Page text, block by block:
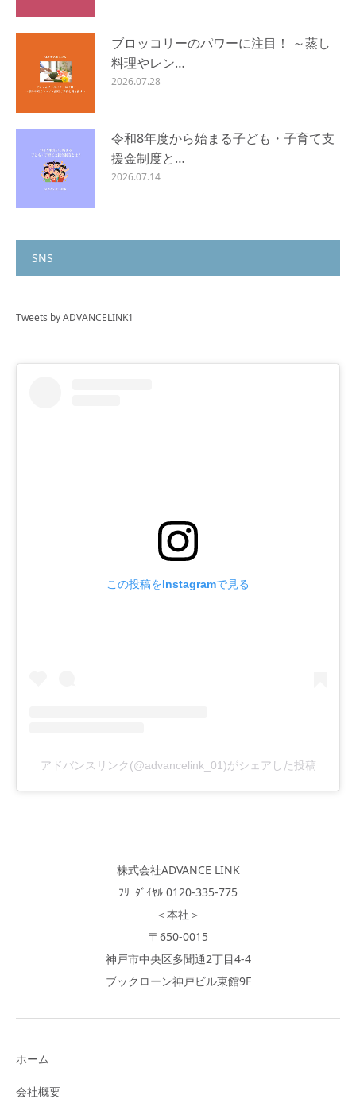
ブロッコリーのパワーに注目！ ～蒸し
料理やレン…
2026.07.28
令和8年度から始まる子ども・子育て支
援金制度と…
2026.07.14
SNS
Tweets by ADVANCELINK1
この投稿をInstagramで見る
アドバンスリンク(@advancelink_01)がシェアした投稿
株式会社ADVANCE LINK
ﾌﾘｰﾀﾞｲﾔﾙ 0120-335-775
＜本社＞
〒650-0015
神戸市中央区多聞通2丁目4-4
ブックローン神戸ビル東館9F
ホーム
会社概要